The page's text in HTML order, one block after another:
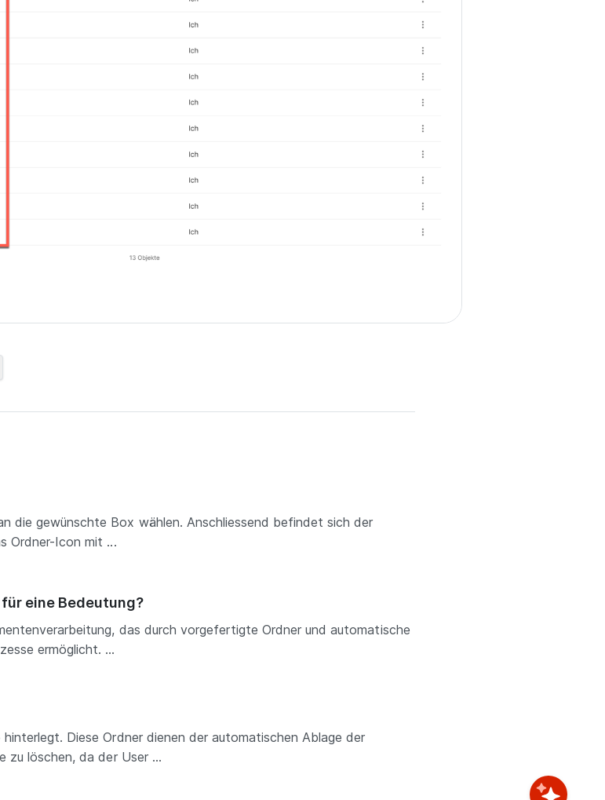
die gewünschte Box wählen. Anschliessend befindet sich der
Ordner-Icon mit ...
für eine Bedeutung?
das durch vorgefertigte Ordner und automatische
ermöglicht. ...
Diese Ordner dienen der automatischen Ablage der
zu löschen, da der User ...